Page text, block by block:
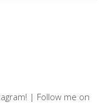
| Follow me on